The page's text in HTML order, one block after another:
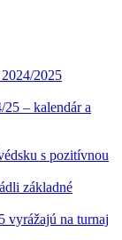
2025
– kalendár a
s pozitívnou
základné
vyrážajú na turnaj